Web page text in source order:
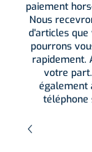
paiement
Nous
d'articles que
pourrons
rapidement.
votre
également
téléphone